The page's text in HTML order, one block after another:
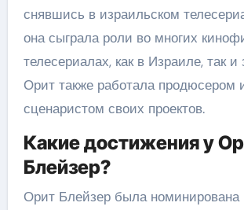
снявшись в израильском
она сыграла роли во многих
телесериалах, как в Израиле, так
Орит также работала продюсером
сценаристом своих проектов.
Какие достижения у
Блейзер?
Орит Блейзер была номинирована